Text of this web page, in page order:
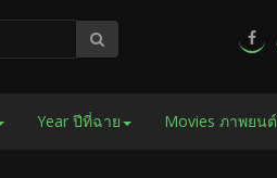
Year ปีที่ฉาย Movies ภาพยนต์